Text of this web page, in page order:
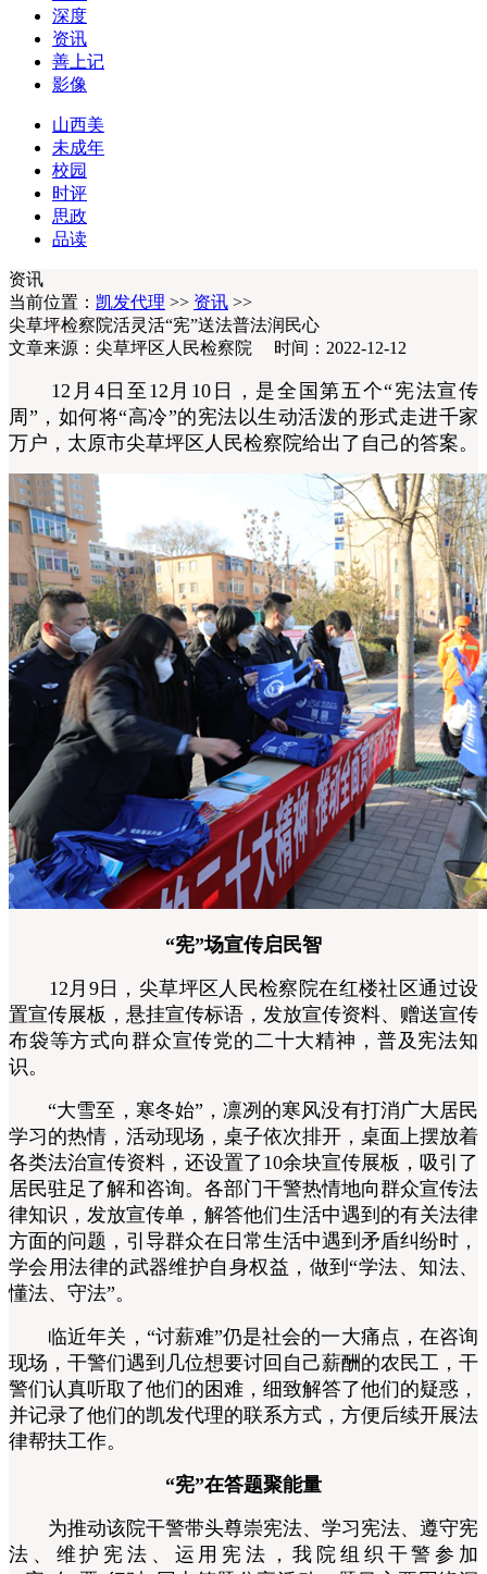
深度
资讯
善上记
影像
山西美
未成年
校园
时评
思政
品读
资讯
当前位置： 凯发代理 >> 资讯 >>
尖草坪检察院活灵活“宪”送法普法润民心
文章来源：尖草坪区人民检察院 时间：2022-12-12
12月4日至12月10日，是全国第五个“宪法宣传
周”，如何将“高冷”的宪法以生动活泼的形式走进千家
万户，太原市尖草坪区人民检察院给出了自己的答案。
“宪”场宣传启民智
12月9日， 尖草坪区人民检察院在红楼社区通过设
置宣传展板，悬挂宣传标语，发放宣传资料、赠送宣传
布袋等方式向群众宣传党的二十大精神，普及宪法知
识。
“大雪至，寒冬始”，凛冽的寒风没有打消广大居民
学习的热情，活动现场，桌子依次排开，桌面上摆放着
各类法治宣传资料，还设置了10余块宣传展板，吸引了
居民驻足了解和咨询。各部门干警热情地向群众宣传法
律知识，发放宣传单，解答他们生活中遇到的有关法律
方面的问题，引导群众在日常生活中遇到矛盾纠纷时，
学会用法律的武器维护自身权益，做到“学法、知法、
懂法、守法”。
临近年关，“讨薪难”仍是社会的一大痛点，在咨询
现场，干警们遇到几位想要讨回自己薪酬的农民工，干
警们认真听取了他们的困难，细致解答了他们的疑惑，
并记录了他们的凯发代理的联系方式，方便后续开展法
律帮扶工作。
“宪”在答题聚能量
为推动该院干警带头尊崇宪法、学习宪法、遵守宪
法、维护宪法、运用宪法，我院组织干警参加